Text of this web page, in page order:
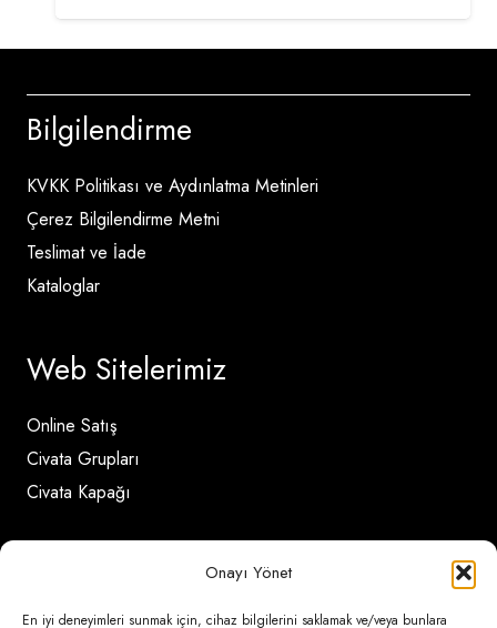
Onayı Yönet
En iyi deneyimleri sunmak için, cihaz bilgilerini saklamak ve/veya bunlara
Bilgilendirme
KVKK Politikası ve Aydınlatma Metinleri
Çerez Bilgilendirme Metni
Teslimat ve İade
Kataloglar
Web Sitelerimiz
Online Satış
Civata Grupları
Civata Kapağı
İletişim Detayları